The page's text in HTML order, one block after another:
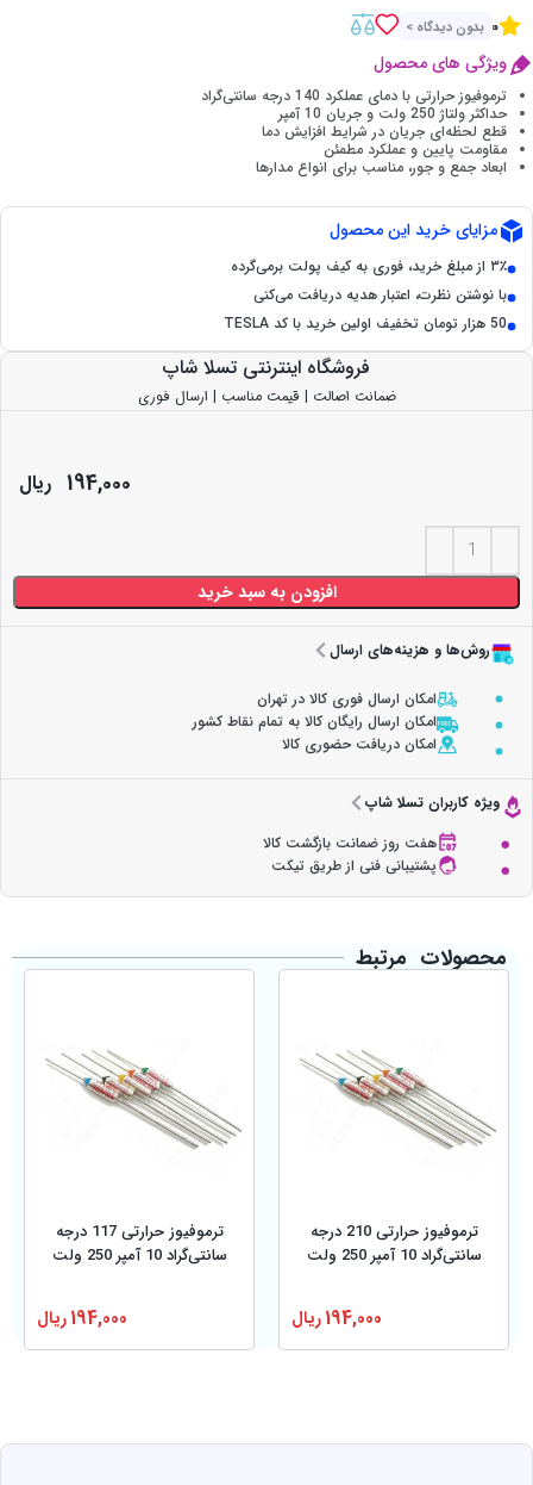
0 بدون دیدگاه >
ویژگی های محصول
ترموفیوز حرارتی با دمای عملکرد 140 درجه سانتی‌گراد
حداکثر ولتاژ 250 ولت و جریان 10 آمپر
قطع لحظه‌ای جریان در شرایط افزایش دما
مقاومت پایین و عملکرد مطمئن
ابعاد جمع و جور، مناسب برای انواع مدارها
مزایای خرید این محصول
۳٪ از مبلغ خرید، فوری به کیف پولت برمی‌گرده
با نوشتن نظرت، اعتبار هدیه دریافت می‌کنی
50 هزار تومان تخفیف اولین خرید با کد TESLA
فروشگاه اینترنتی تسلا شاپ
ضمانت اصالت | قیمت مناسب | ارسال فوری
194,000 ریال
افزودن به سبد خرید
روش‌ها و هزینه‌های ارسال
امکان ارسال فوری کالا در تهران
امکان ارسال رایگان کالا به تمام نقاط کشور
امکان دریافت حضوری کالا
ویژه کاربران تسلا شاپ
هفت روز ضمانت بازگشت کالا
پشتیبانی فنی از طریق تیکت
محصولات مرتبط
ترموفیوز حرارتی 210 درجه
سانتی‌گراد 10 آمپر 250 ولت
194,000ریال
ترموفیوز حرارتی 117 درجه
سانتی‌گراد 10 آمپر 250 ولت
194,000ریال